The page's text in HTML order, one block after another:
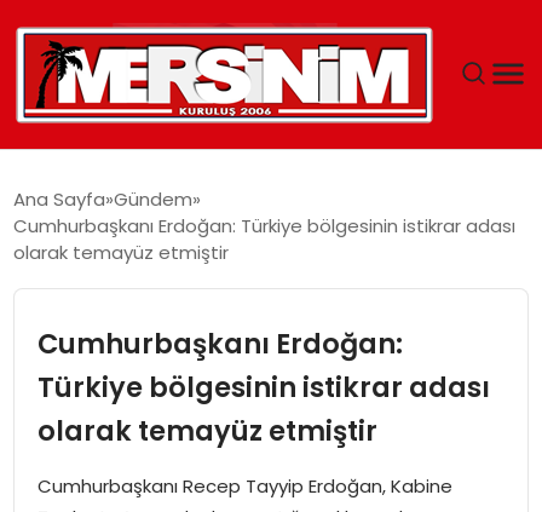
YAŞAM
EĞITIM
SPOR
Ana Sayfa Gündem
Cumhurbaşkanı Erdoğan: Türkiye bölgesinin istikrar adası
olarak temayüz etmiştir
Cumhurbaşkanı Erdoğan:
Türkiye bölgesinin istikrar adası
olarak temayüz etmiştir
Cumhurbaşkanı Recep Tayyip Erdoğan, Kabine